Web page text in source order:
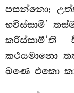
පසන්නො;
භවිස්සාමි’
කථයමානො
ඛණෙ එකො